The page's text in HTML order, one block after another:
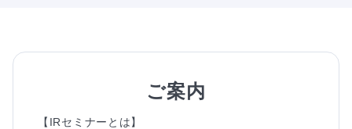
ご案内
【IRセミナーとは】